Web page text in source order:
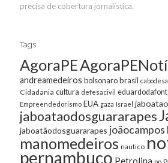
precisa de cobertura jornalística.
Tags
AgoraPE
andreamedeiros bolsonarobrasil
Cidadania cultura defesacivil
Empreendedorismo EUA gaza Israel jaboatao
jaboataodosguararapes
jaboatãodosguararapes joãocampos
manomedeiros nautico
pernambuco Petrolina